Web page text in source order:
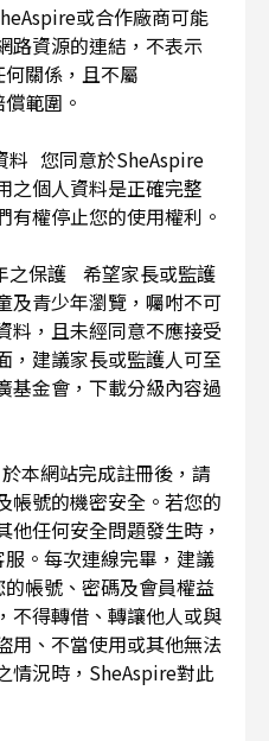
或合作廠商可能
路資源的連結，不表示
關係，且不屬
範圍。
料 您同意於SheAspire
之個人資料是正確完整
有權停止您的使用權利。
之保護 希望家長或監護
及青少年瀏覽，囑咐不可
料，且未經同意不應接受
，建議家長或監護人可至
基金會，下載分級內容過
本網站完成註冊後，請
帳號的機密安全。若您的
任何安全問題發生時，
。每次連線完畢，建議
帳號、密碼及會員權益
不得轉借、轉讓他人或與
用、不當使用或其他無法
情況時，SheAspire對此